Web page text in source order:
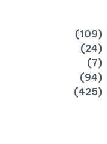
(109)
(24)
(7)
(94)
(425)